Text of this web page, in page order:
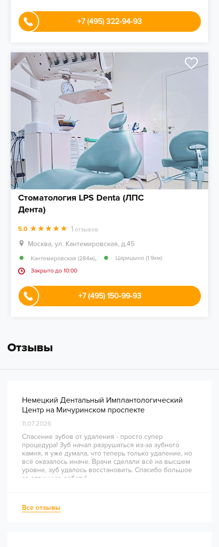
+7 (495) 322-94-93
Стоматология LPS Denta (ЛПС
Дента)
5.0 1 отзывов
Москва, ул. Кантемировская, д.45
Кантемировская (284м),
Царицыно (1.9км)
Закрыто до 10:00
+7 (495) 150-99-93
Отзывы
Немецкий Дентальный Имплантологический
Центр на Мичуринском проспекте
11.07.2026
Спасение зубов от удаления - просто супер
процедура! Зуб начал разрушаться из-за зубного
камня, я уже думала, что теперь только удаление, но
всё оказалось иначе. Врачи сделали всё на высшем
уровне, зуб удалось восстановить. Спасибо большое
за отличную работу!
Все отзывы